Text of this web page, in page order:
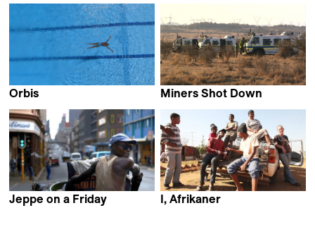
Orbis
Miners Shot Down
Jeppe on a Friday
I, Afrikaner